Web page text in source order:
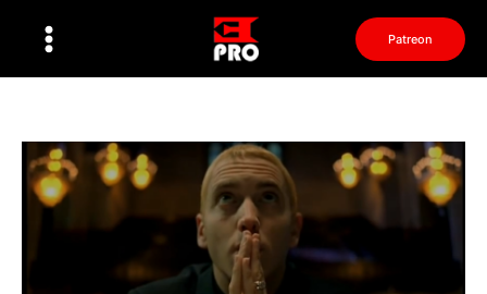
Patreon